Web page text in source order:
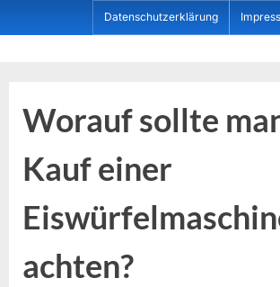
to
Datenschutzerklärung
Worauf sollte
Kauf einer
achten?